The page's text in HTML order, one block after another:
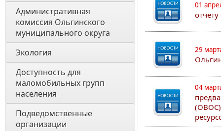
Административная
комиссия Ольгинского
муниципального округа
Экология
Доступность для
маломобильных групп
населения
Подведомственные
организации
01
29
04